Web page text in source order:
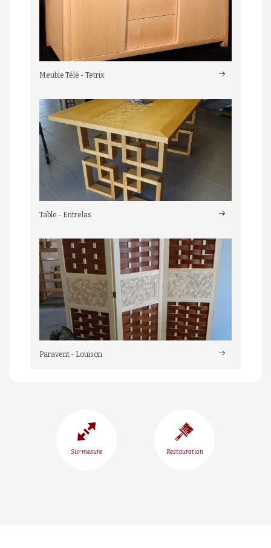
Meuble Télé - Tetrix
Table - Entrelas
Paravent - Louison
Sur mesure Restauration